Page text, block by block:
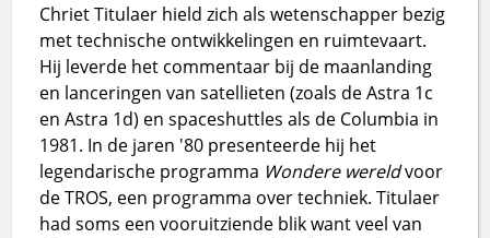
Chriet Titulaer hield zich als wetenschapper bezig
met technische ontwikkelingen en ruimtevaart.
Hij leverde het commentaar bij de maanlanding
en lanceringen van satellieten (zoals de Astra 1c
en Astra 1d) en spaceshuttles als de Columbia in
1981. In de jaren '80 presenteerde hij het
legendarische programma Wondere wereldvoor
de TROS, een programma over techniek. Titulaer
had soms een vooruitziende blik want veel van